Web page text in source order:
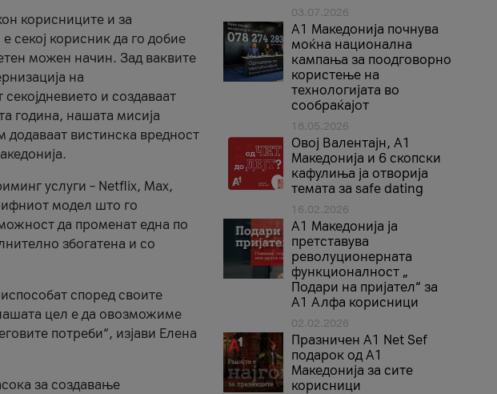
корисниците и за
секој корисник да го добие
можен начин. Зад ваквите
на
и создаваат
година, нашата мисија
додаваат вистинска вредност
услуги – Netflix, Max,
модел што го
да променат една по
збогатена и со
според своите
цел е да овозможиме
потреби“, изјави Елена
за создавање
03.07.2026
A1 Македонија почнува
моќна национална
кампања за поодговорно
користење на
технологијата во
сообраќајот
18.05.2026
Овој Валентајн, A1
Македонија и 6 скопски
кафулиња ја отворија
темата за safe dating
16.02.2026
А1 Македонија ја
претставува
револуционерната
функционалност „
Подари на пријател“ за
А1 Алфа корисници
02.02.2026
Празничен A1 Net Sеf
подарок од А1
Македонија за сите
корисници